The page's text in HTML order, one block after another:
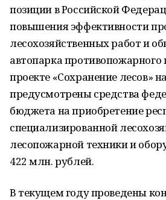
позиции в Российской
повышения эффективности
лесохозяйственных работ и
автопарка противопожарного
проекте «Сохранение лесов»
предусмотрены средства
бюджета на приобретение
специализированной
лесопожарной техники и
422 млн. рублей.
В текущем году проведены